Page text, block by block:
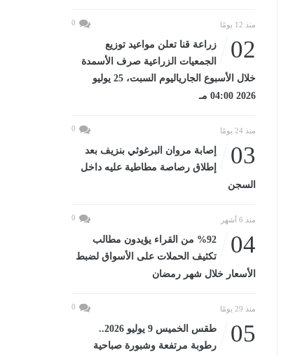
منذ 12 يومًا 0
02
زراعة قنا تعلن مواعيد توزيع
الجمعيات الزراعية صرف الأسمدة
خلال الأسبوع الجارياليوم السبت، 25 يوليو
2026 04:00 مـ
منذ 24 يومًا 0
03
إصابة مروان البرغوثي بنزيف بعد
إطلاق رصاصة مطاطية عليه داخل
السجن
منذ 6 أشهر 0
04
%92 من القراء يؤيدون مطالب
تكثيف الحملات على الأسواق لضبط
الأسعار خلال شهر رمضان
منذ 29 يومًا 0
05
طقس الخميس 9 يوليو 2026..
رطوبة مرتفعة وشبورة صباحية